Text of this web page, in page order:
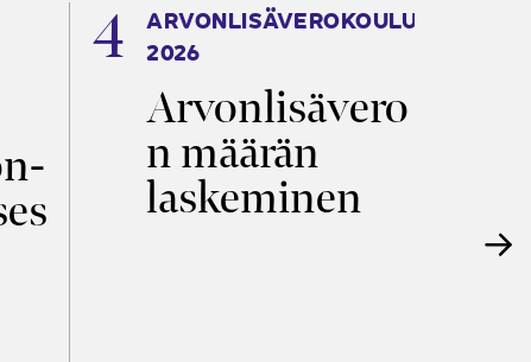
ARVONLISÄVEROKOULU
2026
Arvonlisävero
n määrän
laskeminen